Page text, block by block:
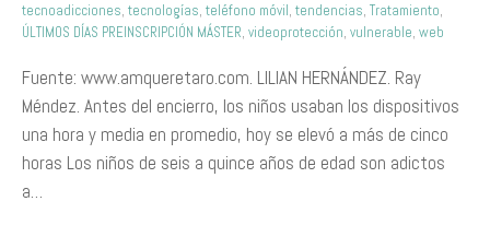
tecnoadicciones, tecnologías, teléfono móvil, tendencias, Tratamiento,
ÚLTIMOS DÍAS PREINSCRIPCIÓN MÁSTER, videoprotección, vulnerable, web
Fuente: www.amqueretaro.com. LILIAN HERNÁNDEZ. Ray
Méndez. Antes del encierro, los niños usaban los dispositivos
una hora y media en promedio, hoy se elevó a más de cinco
horas Los niños de seis a quince años de edad son adictos
a…